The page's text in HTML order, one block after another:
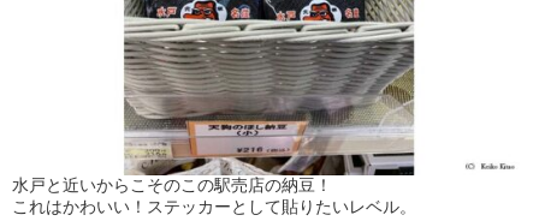
水戸と近いからこそのこの駅売店の納豆！
これはかわいい！ステッカーとして貼りたいレベル。